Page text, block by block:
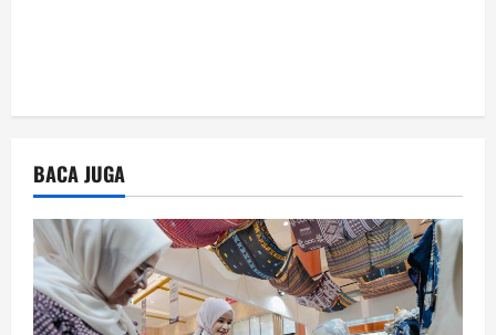
BACA JUGA